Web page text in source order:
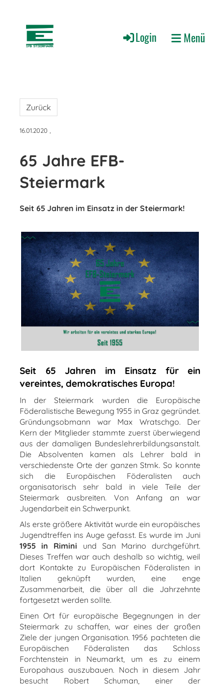
Login Menü
Zurück
16.01.2020
65 Jahre EFB-
Steiermark
Seit 65 Jahren im Einsatz in der Steiermark!
Seit 65 Jahren im Einsatz für ein
vereintes, demokratisches Europa!
In der Steiermark wurden die Europäische
Föderalistische Bewegung 1955 in Graz gegründet.
Gründungsobmann war Max Wratschgo. Der
Kern der Mitglieder stammte zuerst überwiegend
aus der damaligen Bundeslehrerbildungsanstalt.
Die Absolventen kamen als Lehrer bald in
verschiedenste Orte der ganzen Stmk. So konnte
sich die Europäischen Föderalisten auch
organisatorisch sehr bald in viele Teile der
Steiermark ausbreiten. Von Anfang an war
Jugendarbeit ein Schwerpunkt.
Als erste größere Aktivität wurde ein europäisches
Jugendtreffen ins Auge gefasst. Es wurde im Juni
1955 in Rimini und San Marino durchgeführt.
Dieses Treffen war auch deshalb so wichtig, weil
dort Kontakte zu Europäischen Föderalisten in
Italien geknüpft wurden, eine enge
Zusammenarbeit, die über all die Jahrzehnte
fortgesetzt werden sollte.
Einen Ort für europäische Begegnungen in der
Steiermark zu schaffen, war eines der großen
Ziele der jungen Organisation. 1956 pachteten die
Europäischen Föderalisten das Schloss
Forchtenstein in Neumarkt, um es zu einem
Europahaus auszubauen. Noch in diesem Jahr
besucht Robert Schuman, einer der